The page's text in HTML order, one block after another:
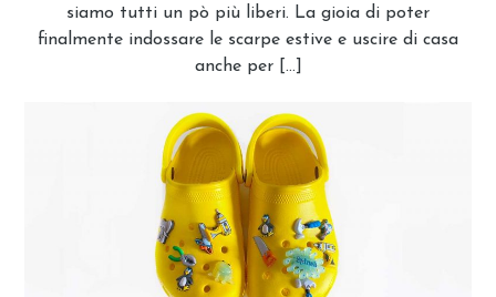
siamo tutti un pò più liberi. La gioia di poter
finalmente indossare le scarpe estive e uscire di casa
anche per […]